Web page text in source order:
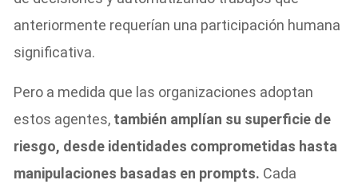
anteriormente requerían una participación humana
significativa.
Pero a medida que las organizaciones adoptan
estos agentes, también amplían su superficie de
riesgo, desde identidades comprometidas hasta
manipulaciones basadas en prompts. Cada